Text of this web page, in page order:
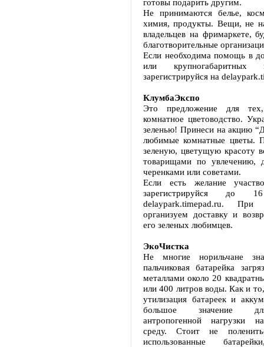
готовы подарить другим.
Не принимаются белье,
химия, продукты. Вещи, не
владельцев на фримаркете,
благотворительные
Если необходима помощь в
или крупногабаритных
зарегистрируйся на
КлумбаЭкспо
Это предложение для
комнатное цветоводство.
зеленью! Принеси на акцию
любимые комнатные цветы.
зеленую, цветущую красоту
товарищами по увлечению,
черенками или советами.
Если есть желание
зарегистрируйся
delaypark.timepad.ru. При
организуем доставку и
его зеленых любимцев.
ЭкоЧистка
Не многие норильчане
пальчиковая батарейка
металлами около 20
или 400 литров воды. Как и
утилизация батареек и
большое значение
антропогенной нагрузки
среду. Стоит не
использованные